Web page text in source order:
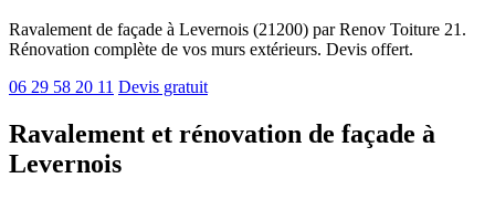
Ravalement de façade à Levernois (21200) par Renov Toiture 21.
Rénovation complète de vos murs extérieurs. Devis offert.
06 29 58 20 11 Devis gratuit
Ravalement et rénovation de façade à
Levernois